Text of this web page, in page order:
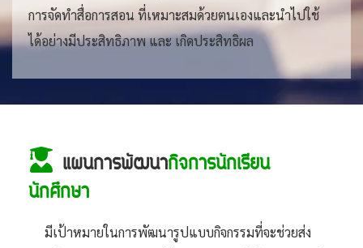
การจัดทำสื่อการสอน ที่เหมาะสมด้วยตนเองและนำไปใช้
ได้อย่างมีประสิทธิภาพ และ เกิดประสิทธิผล
แผนการพัฒนากิจการนักเรียน
นักศึกษา
มีเป้าหมายในการพัฒนารูปแบบกิจกรรมที่จะช่วยส่ง